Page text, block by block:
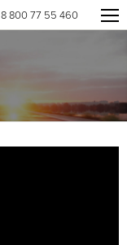
8 800 77 55 460